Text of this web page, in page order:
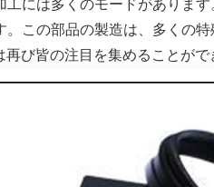
工には多くのモードがありま
。この部品の製造は、多くの
再び皆の注目を集めることが